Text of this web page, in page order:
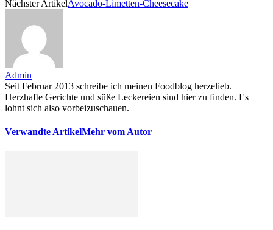
Nächster ArtikelAvocado-Limetten-Cheesecake
Admin
Seit Februar 2013 schreibe ich meinen Foodblog herzelieb.
Herzhafte Gerichte und süße Leckereien sind hier zu finden. Es
lohnt sich also vorbeizuschauen.
Verwandte ArtikelMehr vom Autor